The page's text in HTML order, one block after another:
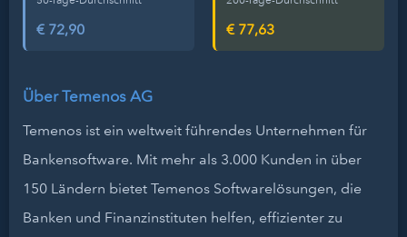
€ 72,90 € 77,63
Über Temenos AG
Temenos ist ein weltweit führendes Unternehmen für
Bankensoftware. Mit mehr als 3.000 Kunden in über
150 Ländern bietet Temenos Softwarelösungen, die
Banken und Finanzinstituten helfen, effizienter zu